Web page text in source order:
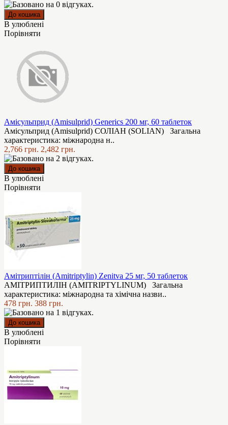
В улюблені
Порівняти
Амісульприд (Amisulprid) Generics 200 мг, 60 таблеток
Амісульприд (Amisulprid) СОЛІАН (SOLIAN) Загальна
характеристика: міжнародна н..
2,766 грн. 2,482 грн.
В улюблені
Порівняти
Амітриптілін (Amitriptylin) Zenitva 25 мг, 50 таблеток
АМІТРИПТИЛІН (AMITRIPTYLINUM) Загальна
характеристика: мiжнародна та хімічна назви..
478 грн. 388 грн.
В улюблені
Порівняти